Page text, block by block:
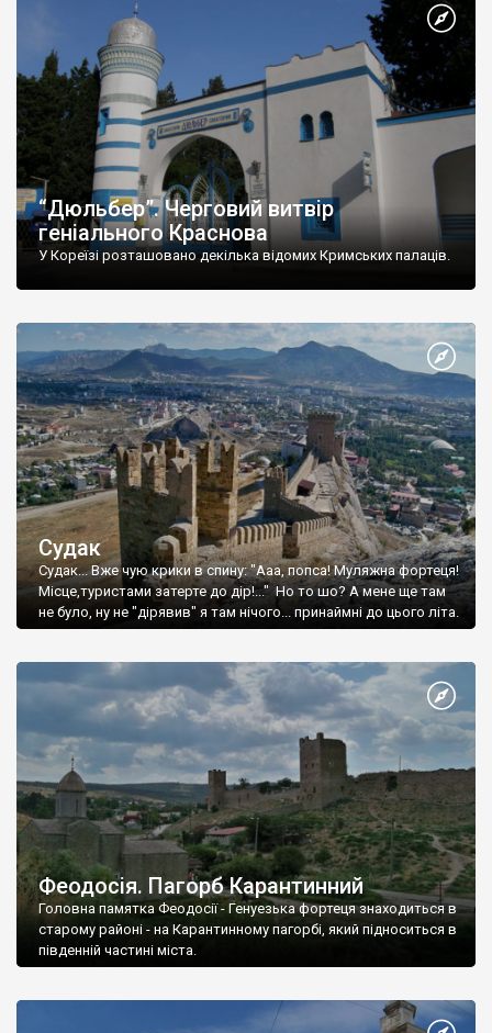
“Дюльбер”. Черговий витвір
геніального Краснова
У Кореїзі розташовано декілька відомих Кримських палаців.
Судак
Судак... Вже чую крики в спину: "Ааа, попса! Муляжна фортеця!
Місце,туристами затерте до дір!..." Но то шо? А мене ще там
не було, ну не "дірявив" я там нічого... принаймні до цього літа.
Феодосія. Пагорб Карантинний
Головна памятка Феодосії - Генуезька фортеця знаходиться в
старому районі - на Карантинному пагорбі, який підноситься в
південній частині міста.